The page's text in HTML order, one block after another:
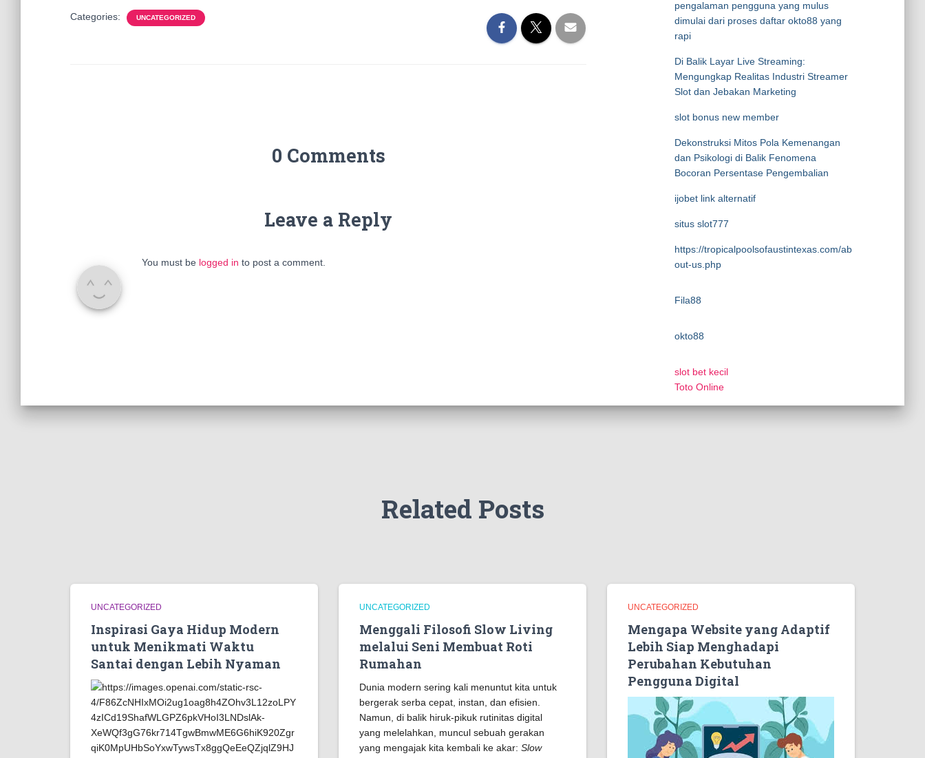
Categories: UNCATEGORIZED
0 Comments
Leave a Reply
You must be logged in to post a comment.
pengalaman pengguna yang mulus
dimulai dari proses daftar okto88 yang
rapi
Di Balik Layar Live Streaming:
Mengungkap Realitas Industri Streamer
Slot dan Jebakan Marketing
slot bonus new member
Dekonstruksi Mitos Pola Kemenangan
dan Psikologi di Balik Fenomena
Bocoran Persentase Pengembalian
ijobet link alternatif
situs slot777
https://tropicalpoolsofaustintexas.com/ab
out-us.php
Fila88
okto88
slot bet kecil
Toto Online
Related Posts
UNCATEGORIZED
Inspirasi Gaya Hidup Modern
untuk Menikmati Waktu
Santai dengan Lebih Nyaman
UNCATEGORIZED
Menggali Filosofi Slow Living
melalui Seni Membuat Roti
Rumahan
Dunia modern sering kali menuntut kita untuk
bergerak serba cepat, instan, dan efisien.
Namun, di balik hiruk-pikuk rutinitas digital
yang melelahkan, muncul sebuah gerakan
yang mengajak kita kembali ke akar: Slow
UNCATEGORIZED
Mengapa Website yang Adaptif
Lebih Siap Menghadapi
Perubahan Kebutuhan
Pengguna Digital